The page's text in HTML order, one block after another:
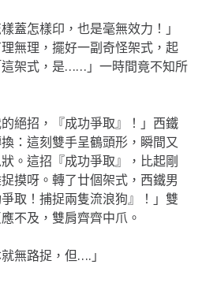
蓋怎樣印，也是毫無效力！」
無理，擺好一副奇怪架式，起
架式，是……」一時間竟不知所
絕招，『成功爭取』！」西鐵
：這刻雙手呈鶴頭形，瞬間又
。這招『成功爭取』，比起剛
摸呀。轉了廿個架式，西鐵男
取！捕捉兩隻流浪狗』！」雙
不及，雙肩齊齊中爪。
無路捉，但….」